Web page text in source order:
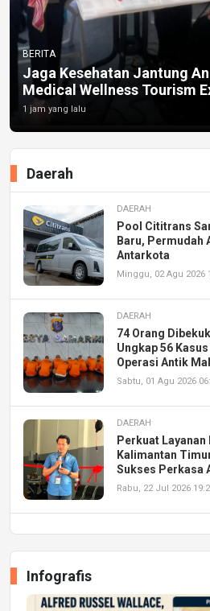
BERITA
Jaga Kesehatan Jantung
Medical Wellness Tourism
1 jam yang lalu
Daerah
DAERAH
Pool Cititrans
Baru, Permudah
Antarkota
Minggu, 02 Agu 2026
DAERAH
74 Orang
Ungkap 56
Operasi Antik
Sabtu, 01 Agu 2026
DAERAH
Perkuat
Kalimantan
Sukses Perkasa
Rabu, 22 Jul 2026
Peluang Kerja
Jumat, 17 Jul 2026
Infografis